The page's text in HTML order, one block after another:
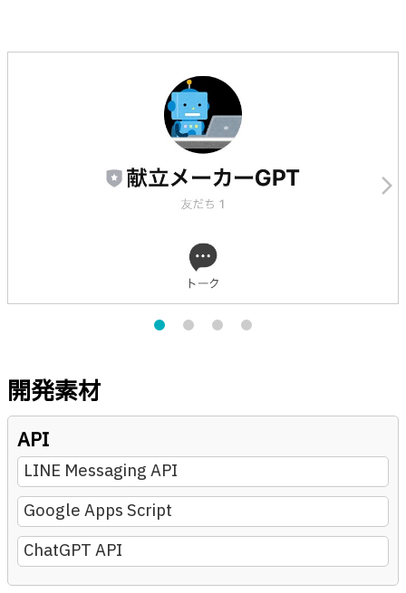
arrow_forward_ios
開発素材
API
LINE Messaging API
Google Apps Script
ChatGPT API